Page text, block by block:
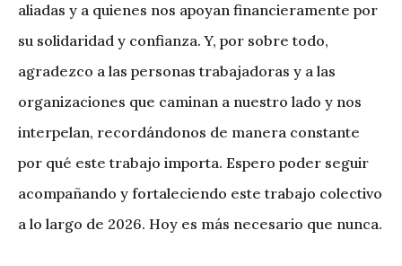
aliadas y a quienes nos apoyan financieramente por
su solidaridad y confianza. Y, por sobre todo,
agradezco a las personas trabajadoras y a las
organizaciones que caminan a nuestro lado y nos
interpelan, recordándonos de manera constante
por qué este trabajo importa. Espero poder seguir
acompañando y fortaleciendo este trabajo colectivo
a lo largo de 2026. Hoy es más necesario que nunca.